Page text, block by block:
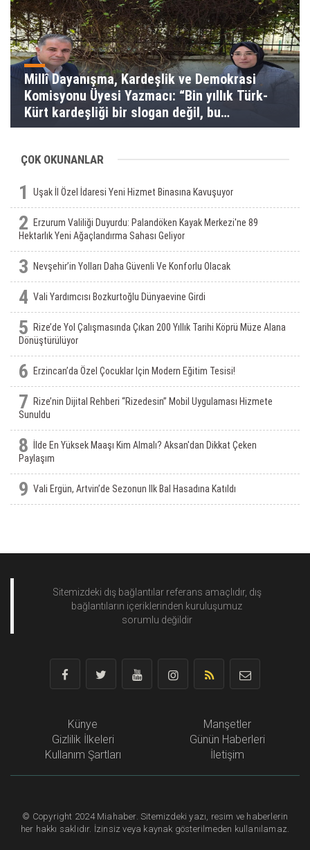
Millî Dayanışma, Kardeşlik ve Demokrasi
Komisyonu Üyesi Yazmacı: “Bin yıllık Türk-
Kürt kardeşliği bir slogan değil, bu
toprakların gerçeğidir”
ÇOK OKUNANLAR
1 Uşak İl Özel İdaresi Yeni Hizmet Binasına Kavuşuyor
2
Erzurum Valiliği Duyurdu: Palandöken Kayak Merkezi'ne 89
Hektarlık Yeni Ağaçlandırma Sahası Geliyor
3 Nevşehir’in Yolları Daha Güvenli Ve Konforlu Olacak
4 Vali Yardımcısı Bozkurtoğlu Dünyaevine Girdi
5
Rize’de Yol Çalışmasında Çıkan 200 Yıllık Tarihi Köprü Müze Alana
Dönüştürülüyor
6 Erzincan’da Özel Çocuklar Için Modern Eğitim Tesisi!
7
Rize’nin Dijital Rehberi “Rizedesin” Mobil Uygulaması Hizmete
Sunuldu
8
İlde En Yüksek Maaşı Kim Almalı? Aksan'dan Dikkat Çeken
Paylaşım
9 Vali Ergün, Artvin’de Sezonun Ilk Bal Hasadına Katıldı
Sitemizdeki dış bağlantılar referans amaçlıdır, dış
bağlantıların içeriklerinden kuruluşumuz
sorumlu değildir
Künye
Gizlilik İlkeleri
Kullanım Şartları
Manşetler
Günün Haberleri
İletişim
© Copyright 2024 Miahaber. Sitemizdeki yazı, resim ve haberlerin
her hakkı saklıdır. İzinsiz veya kaynak gösterilmeden kullanılamaz.